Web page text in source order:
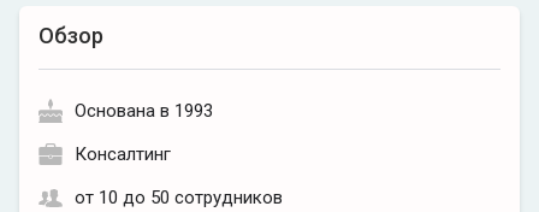
Обзор
Основана в 1993
Консалтинг
от 10 до 50 сотрудников